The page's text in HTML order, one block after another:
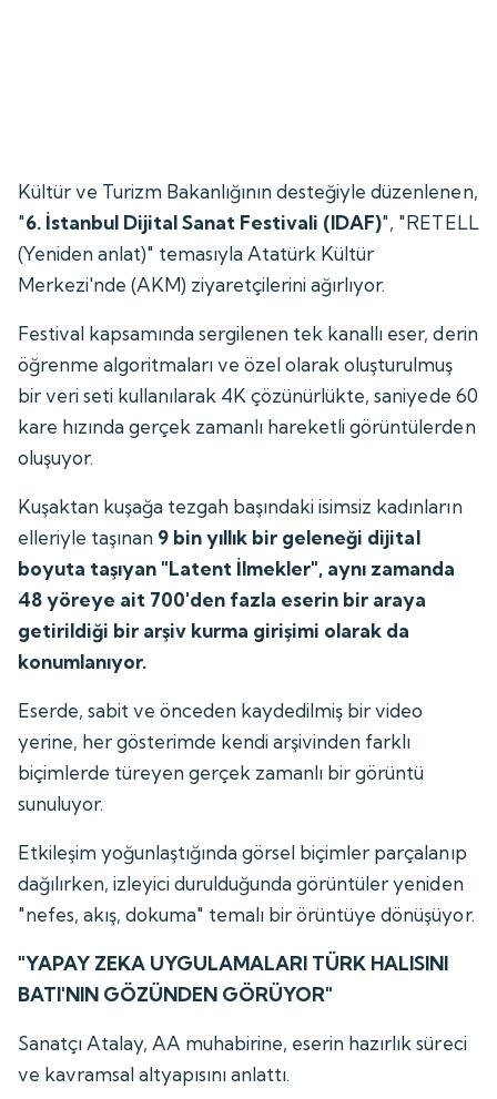
Kültür ve Turizm Bakanlığının desteğiyle düzenlenen,
"6. İstanbul Dijital Sanat Festivali (IDAF)", "RETELL
(Yeniden anlat)" temasıyla Atatürk Kültür
Merkezi'nde (AKM) ziyaretçilerini ağırlıyor.
Festival kapsamında sergilenen tek kanallı eser, derin
öğrenme algoritmaları ve özel olarak oluşturulmuş
bir veri seti kullanılarak 4K çözünürlükte, saniyede 60
kare hızında gerçek zamanlı hareketli görüntülerden
oluşuyor.
Kuşaktan kuşağa tezgah başındaki isimsiz kadınların
elleriyle taşınan 9 bin yıllık bir geleneği dijital
boyuta taşıyan "Latent İlmekler", aynı zamanda
48 yöreye ait 700'den fazla eserin bir araya
getirildiği bir arşiv kurma girişimi olarak da
konumlanıyor.
Eserde, sabit ve önceden kaydedilmiş bir video
yerine, her gösterimde kendi arşivinden farklı
biçimlerde türeyen gerçek zamanlı bir görüntü
sunuluyor.
Etkileşim yoğunlaştığında görsel biçimler parçalanıp
dağılırken, izleyici durulduğunda görüntüler yeniden
"nefes, akış, dokuma" temalı bir örüntüye dönüşüyor.
"YAPAY ZEKA UYGULAMALARI TÜRK HALISINI
BATI'NIN GÖZÜNDEN GÖRÜYOR"
Sanatçı Atalay, AA muhabirine, eserin hazırlık süreci
ve kavramsal altyapısını anlattı.